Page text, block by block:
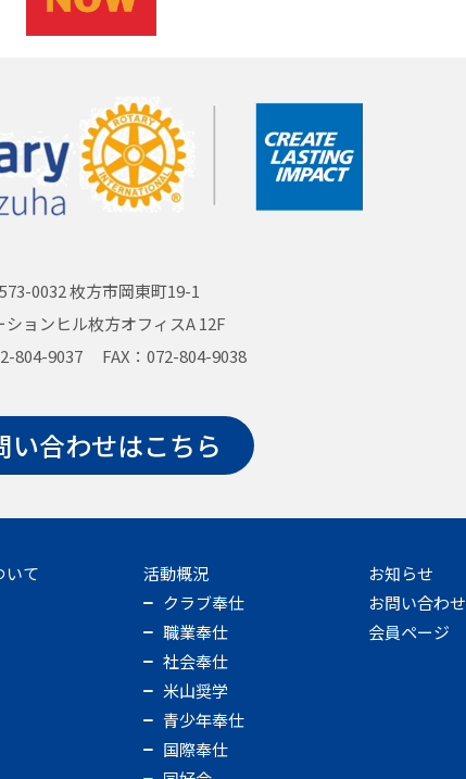
0032 枚方市岡東町19-1
ションヒル枚方オフィスA 12F
804-9037 FAX：072-804-9038
い合わせはこちら
いて
活動概況
クラブ奉仕
職業奉仕
社会奉仕
米山奨学
青少年奉仕
国際奉仕
お知らせ
お問い合わせ
会員ページ